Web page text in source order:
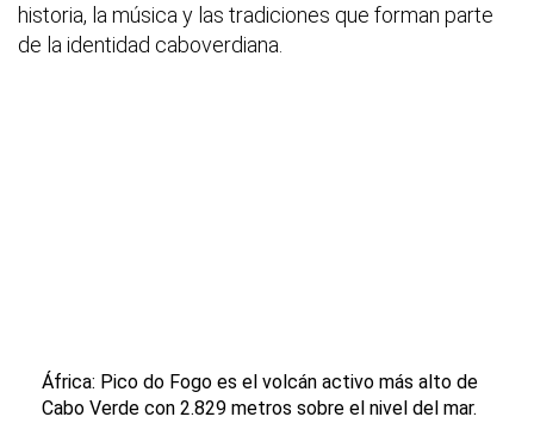
historia, la música y las tradiciones que forman parte
de la identidad caboverdiana.
África: Pico do Fogo es el volcán activo más alto de
Cabo Verde con 2.829 metros sobre el nivel del mar.